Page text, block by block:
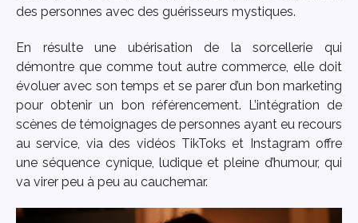
des personnes avec des guérisseurs mystiques.
En résulte une ubérisation de la sorcellerie qui
démontre que comme tout autre commerce, elle doit
évoluer avec son temps et se parer d’un bon marketing
pour obtenir un bon référencement. L’intégration de
scènes de témoignages de personnes ayant eu recours
au service, via des vidéos TikToks et Instagram offre
une séquence cynique, ludique et pleine d’humour, qui
va virer peu à peu au cauchemar.